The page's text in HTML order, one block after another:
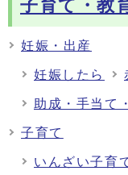
子育て・教
妊娠・出産
妊娠したら
助成・手当て
子育て
いんざい子育